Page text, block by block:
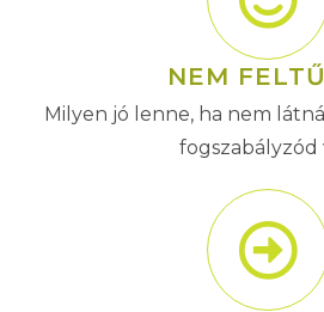
NEM
Milyen jó lenne, ha nem
fogszabályzód